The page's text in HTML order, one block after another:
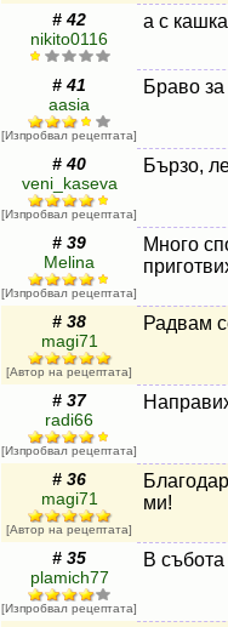
# 42
nikito0116
а с
# 41
aasia
[Изпробвал рецептата]
Браво
# 40
veni_kaseva
[Изпробвал рецептата]
Бързо,
# 39
Melina
[Изпробвал рецептата]
Много
# 38
magi71
[Автор на рецептата]
Радвам
# 37
radi66
[Изпробвал рецептата]
# 36
magi71
[Автор на рецептата]
ми!
# 35
plamich77
[Изпробвал рецептата]
В